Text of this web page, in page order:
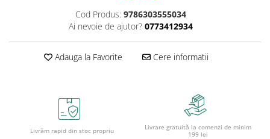
Hârtie pentru lucru manual
Rigle și Echere
Truse geometrie
Socotitori și bețisoare pentru
numărat
Cod Produs: 9786303555034
Ai nevoie de ajutor? 0773412934
Adauga la Favorite Cere informatii
Livrăm rapid din stoc propriu
Livrare gratuită la comenzi de minim
199 lei